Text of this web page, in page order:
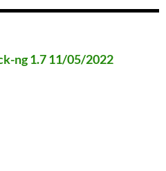
ng 1.7 11/05/2022